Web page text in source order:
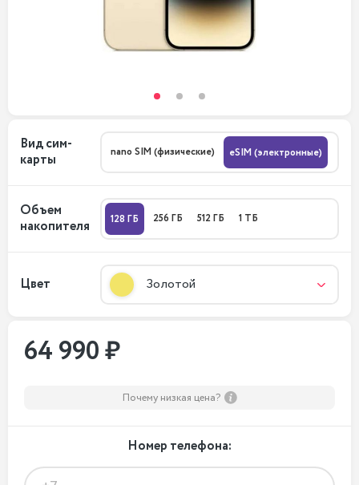
Вид сим-
карты
nano SIM (физические) eSIM (электронные)
Объем
накопителя
128 ГБ 256 ГБ 512 ГБ 1 ТБ
Цвет Золотой
64 990 ₽
Почему низкая цена?
Номер телефона: